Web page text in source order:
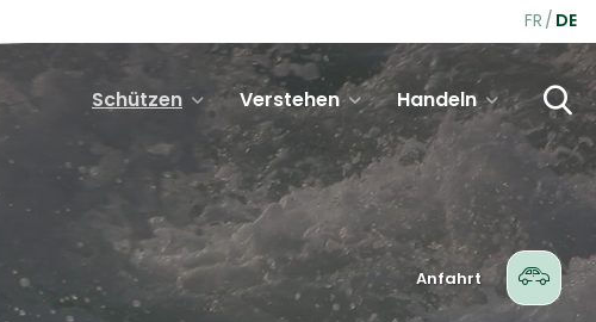
FR DE
Schützen Verstehen Handeln
Anfahrt